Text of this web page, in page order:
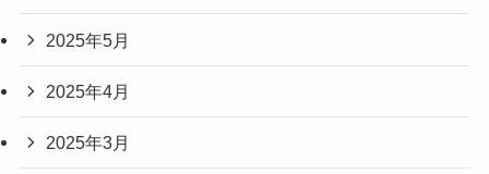
2025年5月
2025年4月
2025年3月